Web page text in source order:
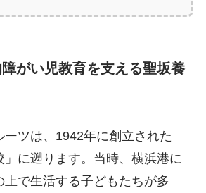
がい児教育を支える聖坂養
ツは、1942年に創立された
」に遡ります。当時、横浜港に
上で生活する子どもたちが多